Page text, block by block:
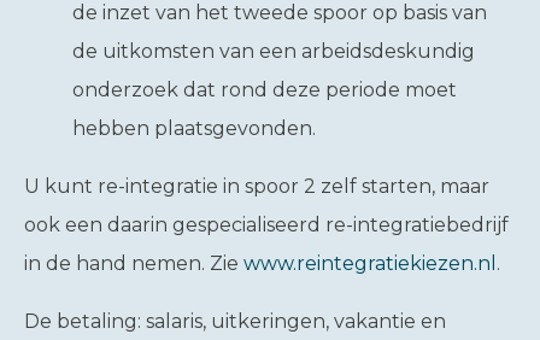
de inzet van het tweede spoor op basis van
de uitkomsten van een arbeidsdeskundig
onderzoek dat rond deze periode moet
hebben plaatsgevonden.
U kunt re-integratie in spoor 2 zelf starten, maar
ook een daarin gespecialiseerd re-integratiebedrijf
in de hand nemen. Zie www.reintegratiekiezen.nl .
De betaling: salaris, uitkeringen, vakantie en